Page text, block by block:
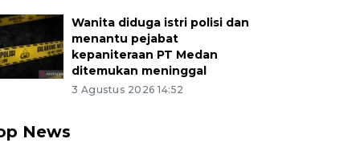
Wanita diduga istri polisi dan
menantu pejabat
kepaniteraan PT Medan
ditemukan meninggal
3 Agustus 2026 14:52
News